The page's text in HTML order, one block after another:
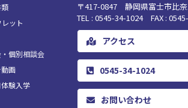
ット
個別相談会
画
験入学
〒417-0847 静岡県富士市比
TEL : 0545-34-1024 FAX :
アクセス
0545-34-1024
お問い合わせ